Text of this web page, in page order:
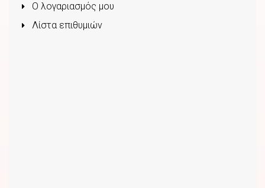
Ο λογαριασμός μου
Λίστα επιθυμιών